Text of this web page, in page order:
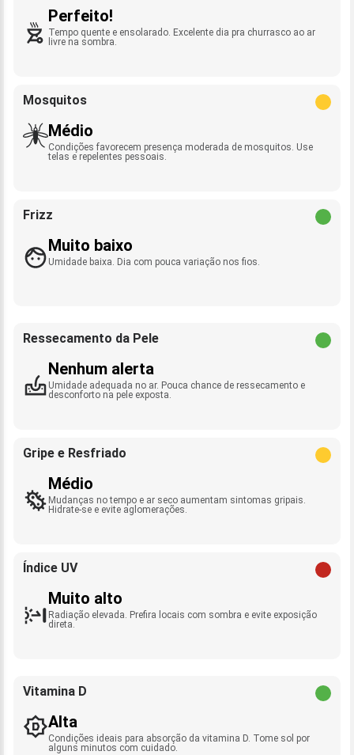
Perfeito!
Tempo quente e ensolarado. Excelente dia pra churrasco ao ar
livre na sombra.
Mosquitos
Médio
Condições favorecem presença moderada de mosquitos. Use
telas e repelentes pessoais.
Frizz
Muito baixo
Umidade baixa. Dia com pouca variação nos fios.
Ressecamento da Pele
Nenhum alerta
Umidade adequada no ar. Pouca chance de ressecamento e
desconforto na pele exposta.
Gripe e Resfriado
Médio
Mudanças no tempo e ar seco aumentam sintomas gripais.
Hidrate-se e evite aglomerações.
Índice UV
Muito alto
Radiação elevada. Prefira locais com sombra e evite exposição
direta.
Vitamina D
Alta
Condições ideais para absorção da vitamina D. Tome sol por
alguns minutos com cuidado.